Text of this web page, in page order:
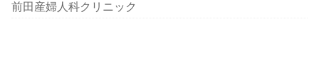
前田産婦人科クリニック